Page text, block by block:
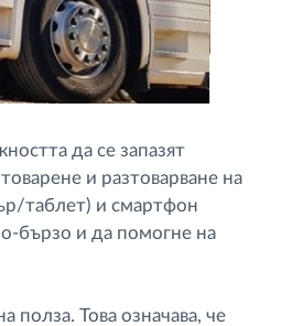
да се запазят
и разтоварване на
таблет) и смартфон
бързо и да помогне на
полза. Това означава, че